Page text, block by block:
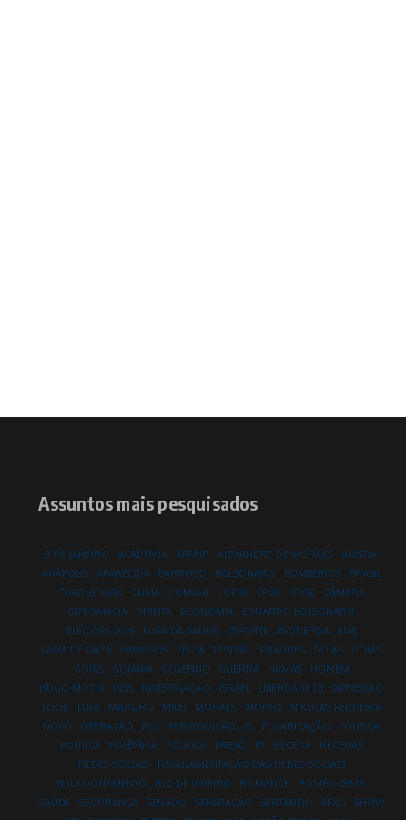
Assuntos mais pesquisados
8 DE JANEIRO ACADEMIA AFFAIR ALEXANDRE DE MORAES
ANISTIA
ANÁPOLIS
APARECIDA BARROSO BOLSONARO BOMBEIROS
BRASIL
CHARLIE KIRK
CLIMA COMIDA COP30 CPMI CRISE
CÂMARA
DIPLOMACIA
DIREITA ECONOMIA
EDUARDO BOLSONARO
ELEIÇÕES 2026
ELISA DA SAÚDE ESPORTE ESQUERDA
EUA
FAIXA DE GAZA
FAMOSOS FELCA FESTIVAL FRAUDES GOIAS
GOIÁS
GOIÁS
GOIÂNIA GOVERNO GUERRA HAMAS
HOMEM
HUGO MOTTA
INSS INVESTIGAÇÃO ISRAEL
LIBERDADE DE EXPRESSÃO
LOOK
LULA MADURO MILEI MORAES MORRE
NIKOLAS FERREIRA
NOVO
OPERAÇÃO PCC PERSEGUIÇÃO PL POLARIZAÇÃO
POLITICA
POLITÍCA
POLÊMICA POLÍTICA PRESO PT RECEITA
RECEITAS
REDES SOCIAIS
REGULAMENTAÇÃO DAS REDES SOCIAIS
RELACIONAMENTO
RIO DE JANEIRO ROMANCE
ROMEU ZEMA
SAÚDE
SEGURANÇA SENADO SEPARAÇÃO SERTANEJO SEXO
SHOW